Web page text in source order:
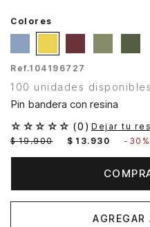
Colores
Ref.104196727
100 unidades disponibles
Pin bandera con resina
☆ ☆ ☆ ☆ ☆ (0 ) Dejar tu
$ 19.900 $ 13. 930 - 30%